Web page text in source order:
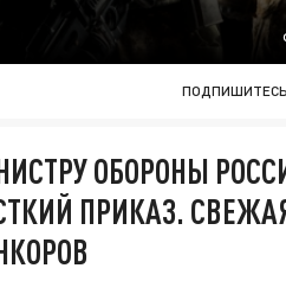
ОБОРОНЫ
ПРИКАЗ.